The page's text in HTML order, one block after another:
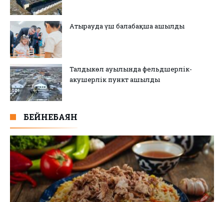
Атырауда үш балабақша ашылды
Талдыкөл ауылында фельдшерлік-
акушерлік пункт ашылды
БЕЙНЕБАЯН